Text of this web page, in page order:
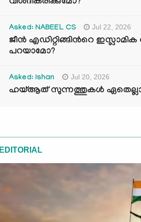
വിശദീകരിക്കുമോ?
Asked: NABEEL CS Jul 22, 2026
ജീൻ എഡിറ്റിങ്ങിന്‍റെ
പറയാമോ?
Asked: Ishan Jul 20, 2026
ഹയ്ആത് സുന്നത്തുകൾ
EDITORIAL